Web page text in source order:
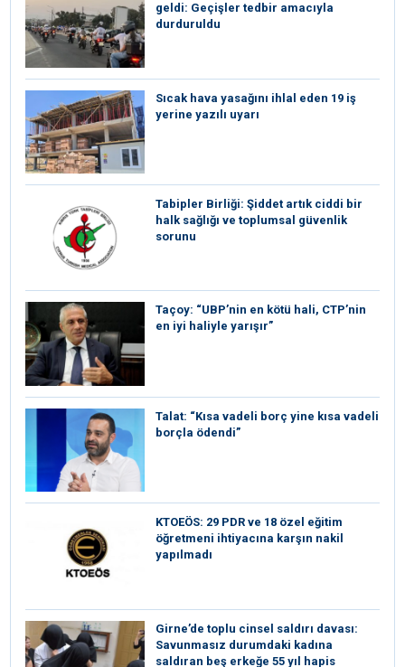
geldi: Geçişler tedbir amacıyla
durduruldu
Sıcak hava yasağını ihlal eden 19 iş
yerine yazılı uyarı
Tabipler Birliği: Şiddet artık ciddi bir
halk sağlığı ve toplumsal güvenlik
sorunu
Taçoy: “UBP’nin en kötü hali, CTP’nin
en iyi haliyle yarışır”
Talat: “Kısa vadeli borç yine kısa vadeli
borçla ödendi”
KTOEÖS: 29 PDR ve 18 özel eğitim
öğretmeni ihtiyacına karşın nakil
yapılmadı
Girne’de toplu cinsel saldırı davası:
Savunmasız durumdaki kadına
saldıran beş erkeğe 55 yıl hapis